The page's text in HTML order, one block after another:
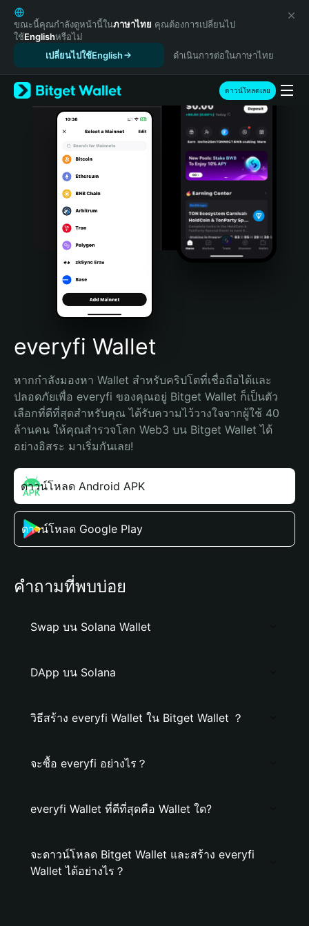
English
日本語
Tiếng Việt
Español (Latinoamérica)
Türkçe
Italiano
Português (Portugal)
Bahasa Indonesia
Português (Brasil)
Español (Argentina)
ขณะนี้คุณกำลังดูหน้านี้ในภาษาไทย คุณต้องการเปลี่ยนไป
ใช้Englishหรือไม่
เปลี่ยนไปใช้English
ดำเนินการต่อในภาษาไทย
ดาวน์โหลดเลย
everyfi Wallet
หากกำลังมองหา Wallet สำหรับคริปโตที่เชื่อถือได้และ
ปลอดภัยเพื่อ everyfi ของคุณอยู่ Bitget Wallet ก็เป็นตัว
เลือกที่ดีที่สุดสำหรับคุณ ได้รับความไว้วางใจจากผู้ใช้ 40
ล้านคน ให้คุณสำรวจโลก Web3 บน Bitget Wallet ได้
อย่างอิสระ มาเริ่มกันเลย!
ดาวน์โหลด Android APK
ดาวน์โหลด Google Play
คำถามที่พบบ่อย
Swap บน Solana Wallet
DApp บน Solana
วิธีสร้าง everyfi Wallet ใน Bitget Wallet ？
จะซื้อ everyfi อย่างไร？
everyfi Wallet ที่ดีที่สุดคือ Wallet ใด?
จะดาวน์โหลด Bitget Wallet และสร้าง everyfi
Wallet ได้อย่างไร？